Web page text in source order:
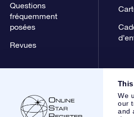
We
our
and
Questions
fréquemment
posées
Revues